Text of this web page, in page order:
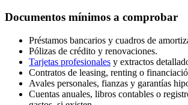
Documentos mínimos a comprobar
Préstamos bancarios y cuadros de
Pólizas de crédito y renovaciones.
Tarjetas profesionales y extractos
Contratos de leasing, renting o
Avales personales, fianzas y garantías
Cuentas anuales, libros contables o